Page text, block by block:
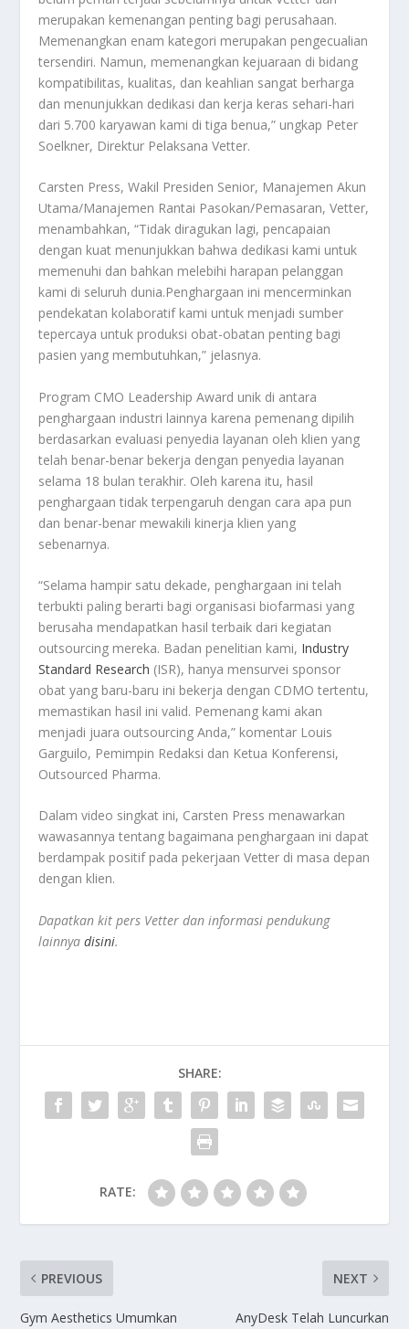
merupakan kemenangan penting bagi perusahaan.
Memenangkan enam kategori merupakan pengecualian
tersendiri. Namun, memenangkan kejuaraan di bidang
kompatibilitas, kualitas, dan keahlian sangat berharga
dan menunjukkan dedikasi dan kerja keras sehari-hari
dari 5.700 karyawan kami di tiga benua,” ungkap Peter
Soelkner, Direktur Pelaksana Vetter.
Carsten Press, Wakil Presiden Senior, Manajemen Akun
Utama/Manajemen Rantai Pasokan/Pemasaran, Vetter,
menambahkan, “Tidak diragukan lagi, pencapaian
dengan kuat menunjukkan bahwa dedikasi kami untuk
memenuhi dan bahkan melebihi harapan pelanggan
kami di seluruh dunia.Penghargaan ini mencerminkan
pendekatan kolaboratif kami untuk menjadi sumber
tepercaya untuk produksi obat-obatan penting bagi
pasien yang membutuhkan,” jelasnya.
Program CMO Leadership Award unik di antara
penghargaan industri lainnya karena pemenang dipilih
berdasarkan evaluasi penyedia layanan oleh klien yang
telah benar-benar bekerja dengan penyedia layanan
selama 18 bulan terakhir. Oleh karena itu, hasil
penghargaan tidak terpengaruh dengan cara apa pun
dan benar-benar mewakili kinerja klien yang
sebenarnya.
“Selama hampir satu dekade, penghargaan ini telah
terbukti paling berarti bagi organisasi biofarmasi yang
berusaha mendapatkan hasil terbaik dari kegiatan
outsourcing mereka. Badan penelitian kami, Industry
Standard Research (ISR), hanya mensurvei sponsor
obat yang baru-baru ini bekerja dengan CDMO tertentu,
memastikan hasil ini valid. Pemenang kami akan
menjadi juara outsourcing Anda,” komentar Louis
Garguilo, Pemimpin Redaksi dan Ketua Konferensi,
Outsourced Pharma.
Dalam video singkat ini, Carsten Press menawarkan
wawasannya tentang bagaimana penghargaan ini dapat
berdampak positif pada pekerjaan Vetter di masa depan
dengan klien.
Dapatkan kit pers Vetter dan informasi pendukung
lainnyadisini.
SHARE:
RATE:
PREVIOUS
Gym Aesthetics Umumkan
NEXT
AnyDesk Telah Luncurkan